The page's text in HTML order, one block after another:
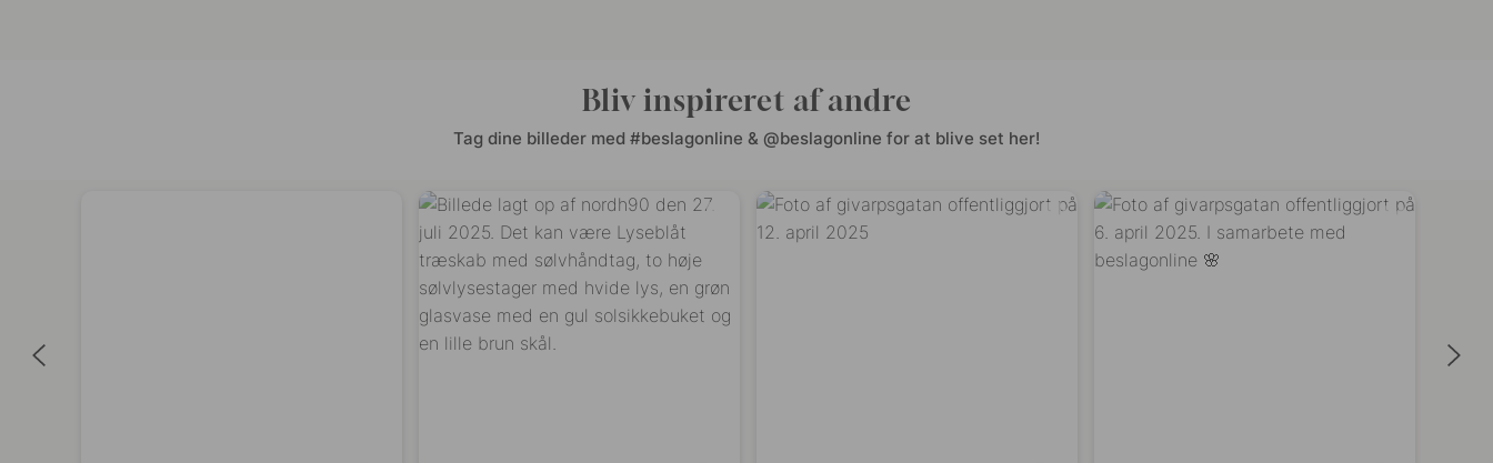
Bliv inspireret af andre
Tag dine billeder med #beslagonline & @beslagonline for at blive set her!